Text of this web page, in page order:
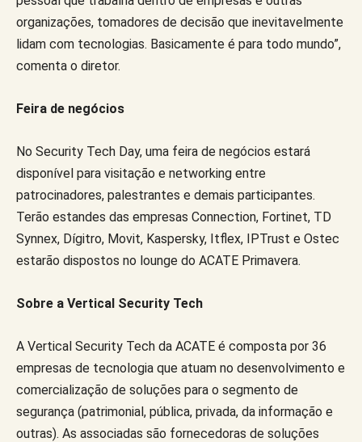
organizações, tomadores de decisão que inevitavelmente
lidam com tecnologias. Basicamente é para todo mundo”,
comenta o diretor.
Feira de negócios
No Security Tech Day, uma feira de negócios estará
disponível para visitação e networking entre
patrocinadores, palestrantes e demais participantes.
Terão estandes das empresas Connection, Fortinet, TD
Synnex, Dígitro, Movit, Kaspersky, Itflex, IPTrust e Ostec
estarão dispostos no lounge do ACATE Primavera.
Sobre a Vertical Security Tech
A Vertical Security Tech da ACATE é composta por 36
empresas de tecnologia que atuam no desenvolvimento e
comercialização de soluções para o segmento de
segurança (patrimonial, pública, privada, da informação e
outras). As associadas são fornecedoras de soluções